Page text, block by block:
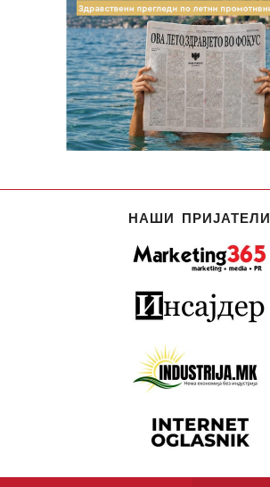
НАШИ ПРИЈАТЕЛИ